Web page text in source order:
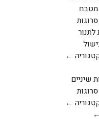
מטבח
←
שיניים
←